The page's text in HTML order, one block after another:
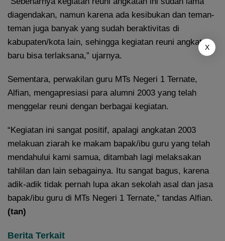
diagendakan, namun karena ada kesibukan dan teman-
teman juga banyak yang sudah beraktivitas di
kabupaten/kota lain, sehingga kegiatan reuni angkatan
baru bisa terlaksana,” ujarnya.
Sementara, perwakilan guru MTs Negeri 1 Ternate,
Alfian, mengapresiasi para alumni 2003 yang telah
menggelar reuni dengan berbagai kegiatan.
“Kegiatan ini sangat positif, apalagi angkatan 2003
melakuan ziarah ke makam bapak/ibu guru yang telah
mendahului kami samua, ditambah lagi melaksakan
tahlilan dan lain sebagainya. Itu sangat bagus, karena
adik-adik tidak pernah lupa akan sekolah asal dan jasa
bapak/ibu guru di MTs Negeri 1 Ternate,” tandas Alfian.
(tan)
Berita Terkait
X